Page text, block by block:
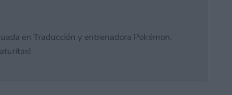
en Traducción y entrenadora Pokémon.